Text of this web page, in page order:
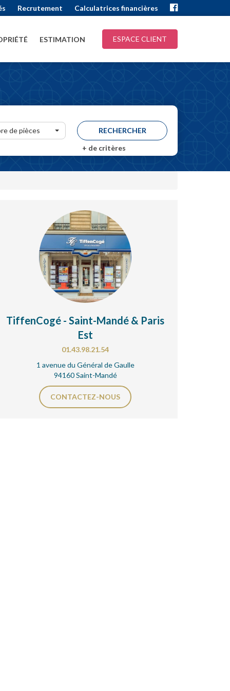
Recrutement Calculatrices financières
ESTIMATION ESPACE CLIENT
de pièces
+ de critères
TiffenCogé - Saint-Mandé & Paris
Est
01.43.98.21.54
1 avenue du Général de Gaulle
94160 Saint-Mandé
CONTACTEZ-NOUS